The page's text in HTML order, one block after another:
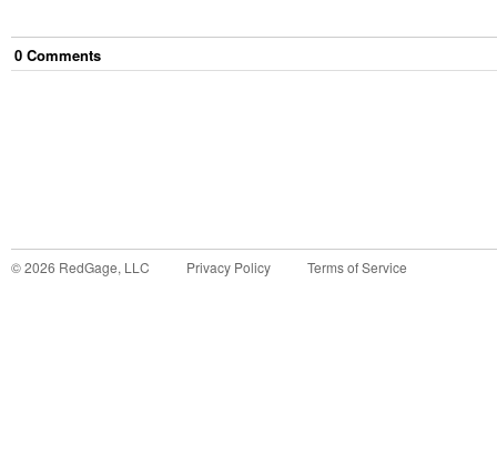
0 Comments
©2026 RedGage, LLC Privacy Policy Terms of Service